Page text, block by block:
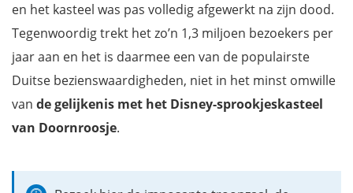
Saarschleife, de Horseshoe Bend van Duitsland
Bodensee, Insel Mainau
Obersee, Beieren
Garmisch-Partenkirchen, Beieren
Königssee, Schönau
Berchtesgaden, Beieren
en het kasteel was pas volledig afgewerkt na zijn dood.
Tegenwoordig trekt het zo’n 1,3 miljoen bezoekers per
jaar aan en het is daarmee een van de populairste
Duitse bezienswaardigheden, niet in het minst omwille
van de gelijkenis met het Disney-sprookjeskasteel
van Doornroosje.